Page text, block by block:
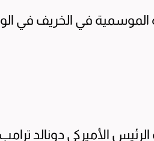
الموسمية في الخريف في
الأميركي دونالد ترامب